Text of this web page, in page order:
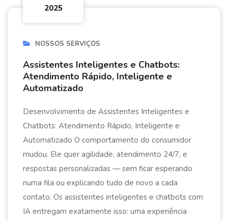
2025
NOSSOS SERVIÇOS
Assistentes Inteligentes e Chatbots:
Atendimento Rápido, Inteligente e
Automatizado
Desenvolvimento de Assistentes Inteligentes e
Chatbots: Atendimento Rápido, Inteligente e
Automatizado O comportamento do consumidor
mudou. Ele quer agilidade, atendimento 24/7, e
respostas personalizadas — sem ficar esperando
numa fila ou explicando tudo de novo a cada
contato. Os assistentes inteligentes e chatbots com
IA entregam exatamente isso: uma experiência